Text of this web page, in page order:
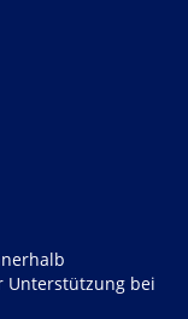
Unterstützung bei